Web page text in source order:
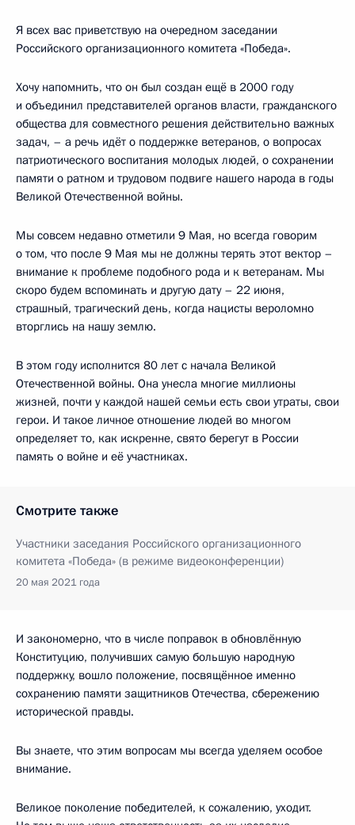
Я всех вас приветствую на очередном заседании
Российского организационного комитета «Победа».
Хочу напомнить, что он был создан ещё в 2000 году
и объединил представителей органов власти, гражданского
общества для совместного решения действительно важных
задач, – а речь идёт о поддержке ветеранов, о вопросах
патриотического воспитания молодых людей, о сохранении
памяти о ратном и трудовом подвиге нашего народа в годы
Великой Отечественной войны.
Мы совсем недавно отметили 9 Мая, но всегда говорим
о том, что после 9 Мая мы не должны терять этот вектор –
внимание к проблеме подобного рода и к ветеранам. Мы
скоро будем вспоминать и другую дату – 22 июня,
страшный, трагический день, когда нацисты вероломно
вторглись на нашу землю.
В этом году исполнится 80 лет с начала Великой
Отечественной войны. Она унесла многие миллионы
жизней, почти у каждой нашей семьи есть свои утраты, свои
герои. И такое личное отношение людей во многом
определяет то, как искренне, свято берегут в России
память о войне и её участниках.
Смотрите также
Участники заседания Российского организационного
комитета «Победа» (в режиме видеоконференции)
20 мая 2021 года
И закономерно, что в числе поправок в обновлённую
Конституцию, получивших самую большую народную
поддержку, вошло положение, посвящённое именно
сохранению памяти защитников Отечества, сбережению
исторической правды.
Вы знаете, что этим вопросам мы всегда уделяем особое
внимание.
Великое поколение победителей, к сожалению, уходит.